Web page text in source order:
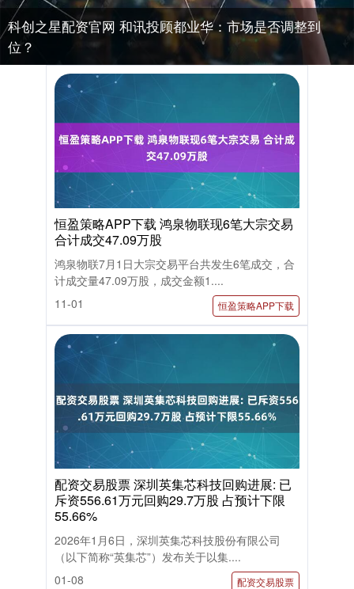
科创之星配资官网 和讯投顾都业华：市场是否调整到
位？
恒盈策略APP下载 鸿泉物联现6笔大宗交易
合计成交47.09万股
鸿泉物联7月1日大宗交易平台共发生6笔成交，合
计成交量47.09万股，成交金额1....
11-01
恒盈策略APP下载
配资交易股票 深圳英集芯科技回购进展: 已
斥资556.61万元回购29.7万股 占预计下限
55.66%
2026年1月6日，深圳英集芯科技股份有限公司
（以下简称“英集芯”）发布关于以集....
01-08
配资交易股票